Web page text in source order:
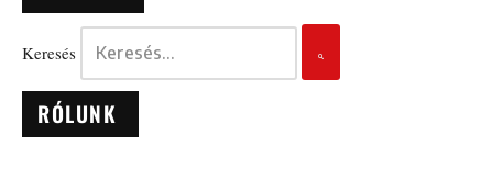
Keresés
RÓLUNK